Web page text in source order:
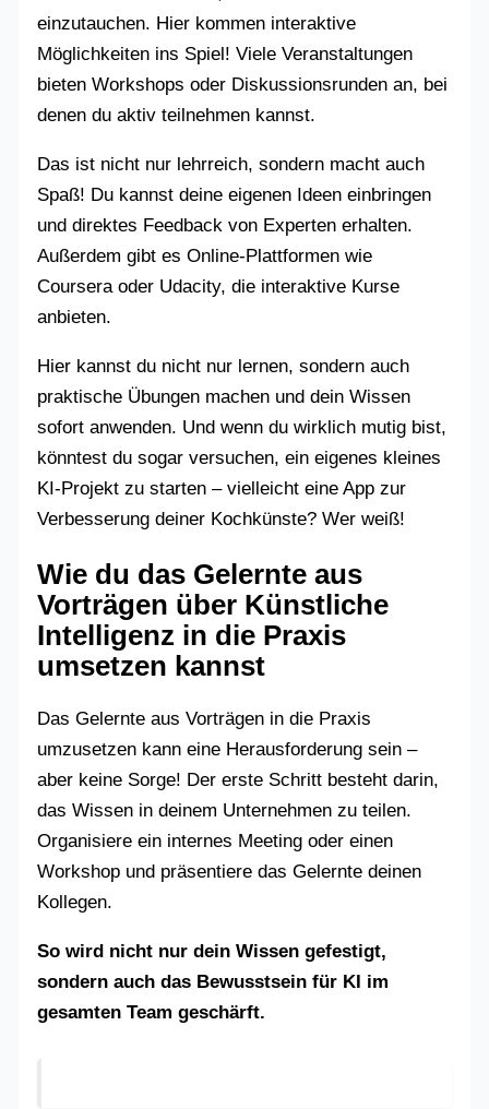
einzutauchen. Hier kommen interaktive
Möglichkeiten ins Spiel! Viele Veranstaltungen
bieten Workshops oder Diskussionsrunden an, bei
denen du aktiv teilnehmen kannst.
Das ist nicht nur lehrreich, sondern macht auch
Spaß! Du kannst deine eigenen Ideen einbringen
und direktes Feedback von Experten erhalten.
Außerdem gibt es Online-Plattformen wie
Coursera oder Udacity, die interaktive Kurse
anbieten.
Hier kannst du nicht nur lernen, sondern auch
praktische Übungen machen und dein Wissen
sofort anwenden. Und wenn du wirklich mutig bist,
könntest du sogar versuchen, ein eigenes kleines
KI-Projekt zu starten – vielleicht eine App zur
Verbesserung deiner Kochkünste? Wer weiß!
Wie du das Gelernte aus
Vorträgen über Künstliche
Intelligenz in die Praxis
umsetzen kannst
Das Gelernte aus Vorträgen in die Praxis
umzusetzen kann eine Herausforderung sein –
aber keine Sorge! Der erste Schritt besteht darin,
das Wissen in deinem Unternehmen zu teilen.
Organisiere ein internes Meeting oder einen
Workshop und präsentiere das Gelernte deinen
Kollegen.
So wird nicht nur dein Wissen gefestigt,
sondern auch das Bewusstsein für KI im
gesamten Team geschärft.